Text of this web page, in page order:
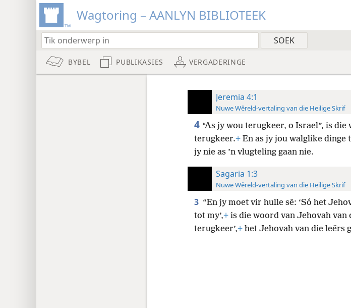
Wagtoring – AANLYN BIBLIOTEEK
BYBEL PUBLIKASIES VERGADERINGE
Jeremia 4:1
Nuwe Wêreld-vertaling van die Heilige Skrif
4 “As jy wou terugkeer, o Israel”, is
terugkeer.+En as jy jou walglike dinge
jy nie as ’n vlugteling gaan nie.
Sagaria 1:3
Nuwe Wêreld-vertaling van die Heilige Skrif
3 “En jy moet vir hulle sê: ‘Só het
tot my’,+is die woord van Jehovah van
terugkeer’,+het Jehovah van die leërs